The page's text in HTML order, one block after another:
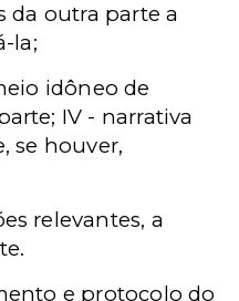
da outra parte a
la;
idôneo de
IV - narrativa
se houver,
relevantes, a
e protocolo do